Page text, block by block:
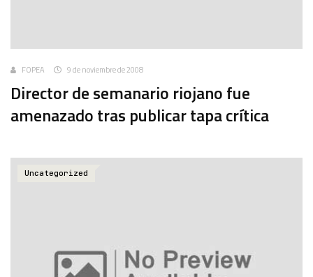
FOPEA 9 de noviembre de 2008
Director de semanario riojano fue
amenazado tras publicar tapa crítica
Uncategorized